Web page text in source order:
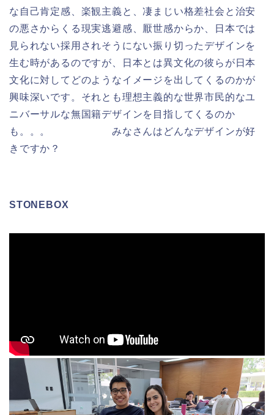
な自己肯定感、楽観主義と、凄まじい格差社会と治安
の悪さからくる現実逃避感、厭世感からか、日本では
見られない採用されそうにない振り切ったデザインを
生む時があるのですが、日本とは異文化の彼らが日本
文化に対してどのようなイメージを出してくるのかが
興味深いです。それとも理想主義的な世界市民的なユ
ニバーサルな無国籍デザインを目指してくるのか
も。。。 みなさんはどんなデザインが好
きですか？
STONEBOX